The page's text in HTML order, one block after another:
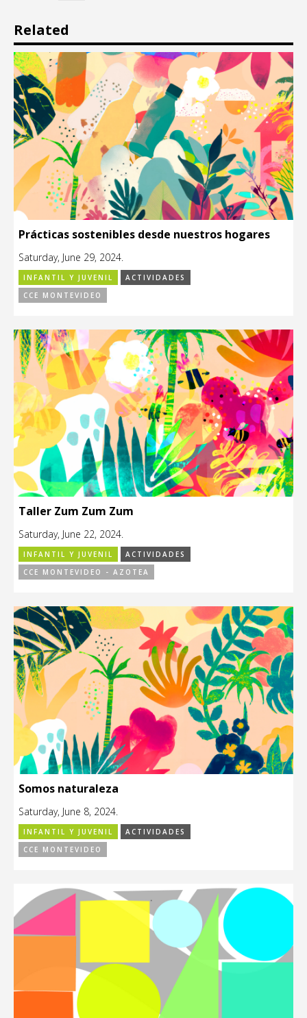
Related
Prácticas sostenibles desde nuestros hogares
Saturday, June 29, 2024.
INFANTIL Y JUVENIL
ACTIVIDADES
CCE MONTEVIDEO
Taller Zum Zum Zum
Saturday, June 22, 2024.
INFANTIL Y JUVENIL
ACTIVIDADES
CCE MONTEVIDEO - AZOTEA
Somos naturaleza
Saturday, June 8, 2024.
INFANTIL Y JUVENIL
ACTIVIDADES
CCE MONTEVIDEO